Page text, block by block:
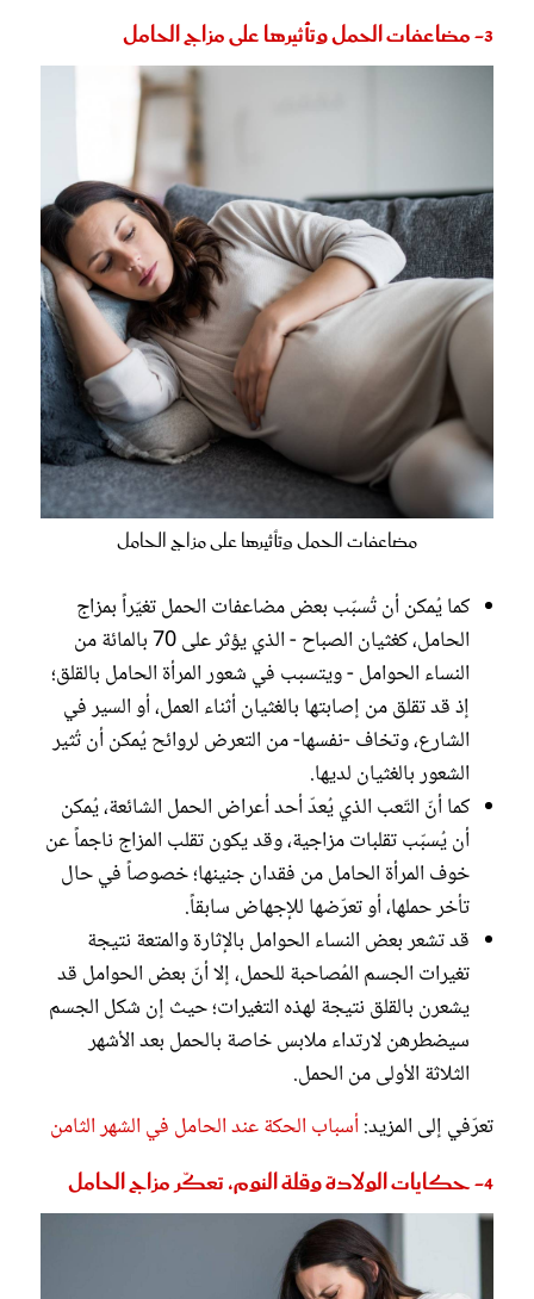
3- مضاعفات الحمل وتأثيرها على مزاج الحامل
مضاعفات الحمل وتأثيرها على مزاج الحامل
كما يُمكن أن تُسبّب بعض مضاعفات الحمل تغيّراً بمزاج
الحامل، كغثيان الصباح - الذي يؤثر على 70 بالمائة من
النساء الحوامل - ويتسبب في شعور المرأة الحامل بالقلق؛
إذ قد تقلق من إصابتها بالغثيان أثناء العمل، أو السير في
الشارع، وتخاف -نفسها- من التعرض لروائح يُمكن أن تُثير
الشعور بالغثيان لديها.
كما أنّ التّعب الذي يُعدّ أحد أعراض الحمل الشائعة، يُمكن
أن يُسبّب تقلبات مزاجية، وقد يكون تقلب المزاج ناجماً عن
خوف المرأة الحامل من فقدان جنينها؛ خصوصاً في حال
تأخر حملها، أو تعرّضها للإجهاض سابقاً.
قد تشعر بعض النساء الحوامل بالإثارة والمتعة نتيجة
تغيرات الجسم المُصاحبة للحمل، إلا أنّ بعض الحوامل قد
يشعرن بالقلق نتيجة لهذه التغيرات؛ حيث إن شكل الجسم
سيضطرهن لارتداء ملابس خاصة بالحمل بعد الأشهر
الثلاثة الأولى من الحمل.
تعرّفي إلى المزيد:أسباب الحكة عند الحامل في الشهر الثامن
4- حكايات الولادة وقلة النوم، تعكّر مزاج الحامل